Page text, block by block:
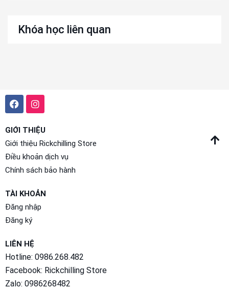
Khóa học liên quan
GIỚI THIỆU
Giới thiệu Rickchilling Store
Điều khoản dịch vụ
Chính sách bảo hành
TÀI KHOẢN
Đăng nhập
Đăng ký
LIÊN HỆ
Hotline: 0986.268.482
Facebook: Rickchilling Store
Zalo: 0986268482